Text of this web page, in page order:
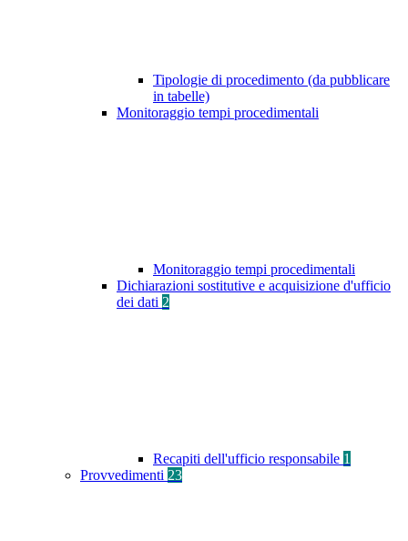
Tipologie di procedimento (da pubblicare
in tabelle)
Monitoraggio tempi procedimentali
Monitoraggio tempi procedimentali
Dichiarazioni sostitutive e acquisizione d'ufficio
dei dati 2
Recapiti dell'ufficio responsabile 1
Provvedimenti 23